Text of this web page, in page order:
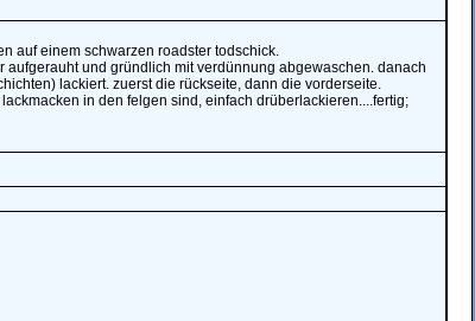
auf einem schwarzen roadster todschick.
und gründlich mit verdünnung abgewaschen. danach
lackiert. zuerst die rückseite, dann die vorderseite.
in den felgen sind, einfach drüberlackieren....fertig;